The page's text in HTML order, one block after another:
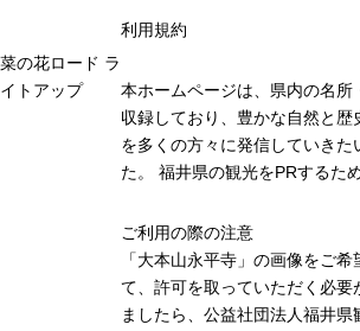
菜の花ロード ラ
イトアップ
利用規約
本ホームページは、県内の名
収録しており、豊かな自然と
を多くの方々に発信していき
た。 福井県の観光をPRするた
ご利用の際の注意
「大本山永平寺」の画像をご
て、許可を取っていただく必
ましたら、公益社団法人福井